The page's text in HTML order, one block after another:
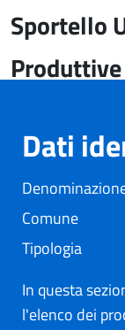
Sportello
Dati
Comune
Tipologia
In questa
l'elenco dei